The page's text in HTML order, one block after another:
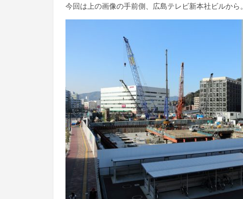
今回は上の画像の手前側、広島テレビ新本社ビルから。